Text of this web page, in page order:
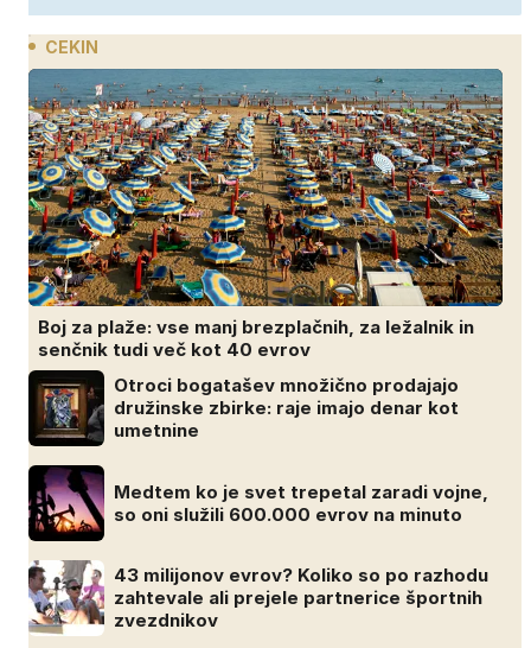
CEKIN
Boj za plaže: vse manj brezplačnih, za ležalnik in
senčnik tudi več kot 40 evrov
Otroci bogatašev množično prodajajo
družinske zbirke: raje imajo denar kot
umetnine
Medtem ko je svet trepetal zaradi vojne,
so oni služili 600.000 evrov na minuto
43 milijonov evrov? Koliko so po razhodu
zahtevale ali prejele partnerice športnih
zvezdnikov